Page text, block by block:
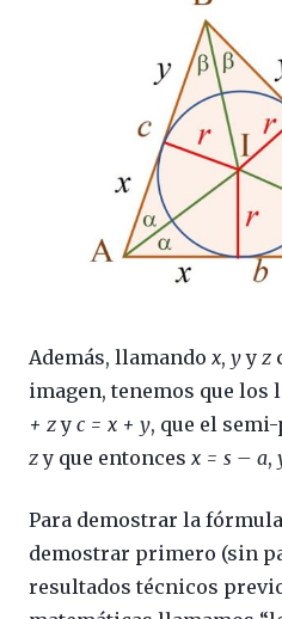
Además, llamando x, yy z
imagen, tenemos que los
+ zy c = x + y, que el
zy que entonces x = s – a,
Para demostrar la
demostrar primero (sin
resultados técnicos